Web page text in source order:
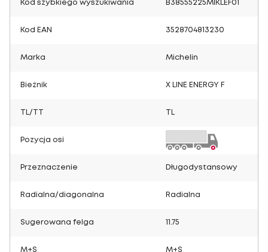
Kod szybkiego wyszukiwania B38555225MIKLEF01
Kod EAN 3528704813230
Marka Michelin
Bieżnik X LINE ENERGY F
TL/TT
Pozycja osi
Przeznaczenie Długodystansowy
Radialna/diagonalna Radialna
Sugerowana felga 11.75
M+S M+S